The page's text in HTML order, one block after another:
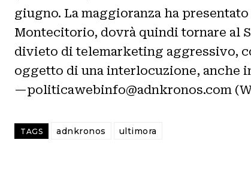
giugno. La maggioranza ha
Montecitorio, dovrà quindi tornare al
divieto di telemarketing aggressivo,
oggetto di una interlocuzione, anche
—politicawebinfo@adnkronos.com
TAGS adnkronos ultimora